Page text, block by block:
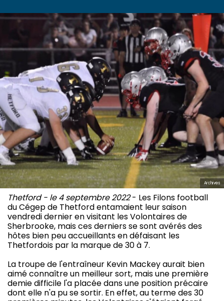
Archives
Thetford - le 4 septembre 2022- Les Filons football
du Cégep de Thetford entamaient leur saison
vendredi dernier en visitant les Volontaires de
Sherbrooke, mais ces derniers se sont avérés des
hôtes bien peu accueillants en défaisant les
Thetfordois par la marque de 30 à 7.
La troupe de l'entraîneur Kevin Mackey aurait bien
aimé connaître un meilleur sort, mais une première
demie difficile l'a placée dans une position précaire
dont elle n'a pu se sortir. En effet, au terme des 30